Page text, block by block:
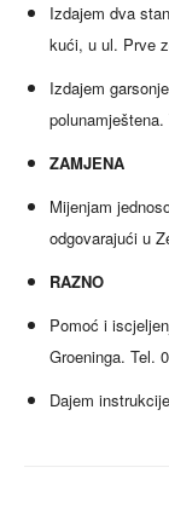
Izdajem dva
kući, u ul. Prve
Izdajem
ZAMJENA
Mijenjam
odgovarajući u
RAZNO
Pomoć i
Groeninga. Tel.
Dajem